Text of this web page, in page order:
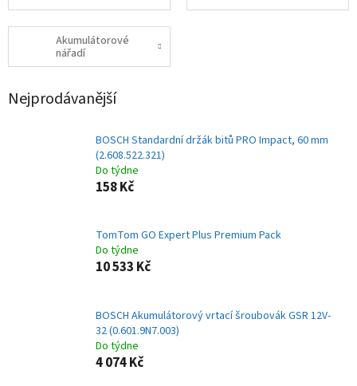
Akumulátorové
nářadí
Nejprodávanější
BOSCH Standardní držák bitů PRO Impact, 60 mm
(2.608.522.321)
Do týdne
158 Kč
TomTom GO Expert Plus Premium Pack
Do týdne
10 533 Kč
BOSCH Akumulátorový vrtací šroubovák GSR 12V-
32 (0.601.9N7.003)
Do týdne
4 074 Kč